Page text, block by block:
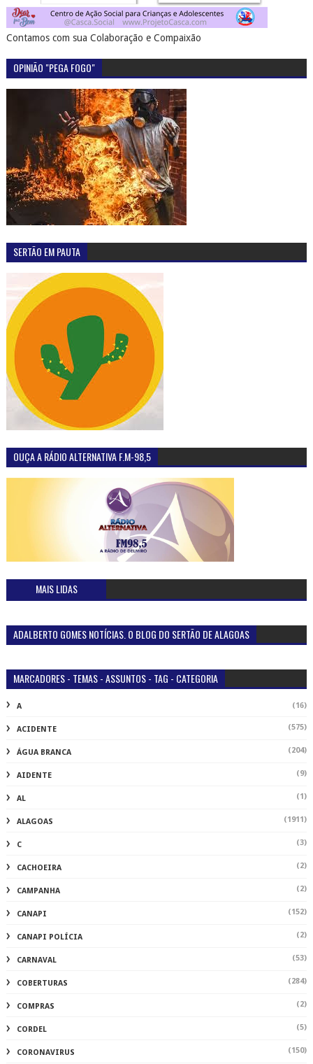
Contamos com sua Colaboração e Compaixão
OPINIÃO "PEGA FOGO"
SERTÃO EM PAUTA
OUÇA A RÁDIO ALTERNATIVA F.M-98,5
MAIS LIDAS
ADALBERTO GOMES NOTÍCIAS. O BLOG DO SERTÃO DE ALAGOAS
MARCADORES - TEMAS - ASSUNTOS - TAG - CATEGORIA
A (16)
ACIDENTE (575)
ÁGUA BRANCA (204)
AIDENTE (9)
AL (1)
ALAGOAS (1911)
C (3)
CACHOEIRA (2)
CAMPANHA (2)
CANAPI (152)
CANAPI POLÍCIA (2)
CARNAVAL (53)
COBERTURAS (284)
COMPRAS (2)
CORDEL (5)
CORONAVIRUS (150)